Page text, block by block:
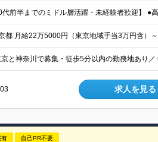
求人を見る
有 自己PR不要